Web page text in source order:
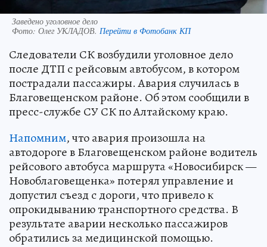
Заведено уголовное дело
Фото: Олег УКЛАДОВ. Перейти в Фотобанк КП
Следователи СК возбудили уголовное дело
после ДТП с рейсовым автобусом, в котором
пострадали пассажиры. Авария случилась в
Благовещенском районе. Об этом сообщили в
пресс-службе СУ СК по Алтайскому краю.
Напомним, что авария произошла на
автодороге в Благовещенском районе водитель
рейсового автобуса маршрута «Новосибирск —
Новоблаговещенка» потерял управление и
допустил съезд с дороги, что привело к
опрокидыванию транспортного средства. В
результате аварии несколько пассажиров
обратились за медицинской помощью.